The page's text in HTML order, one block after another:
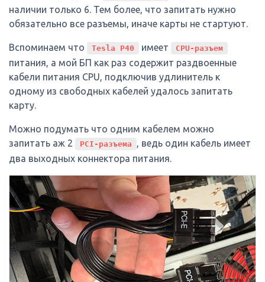
наличии только 6. Тем более, что запитать нужно
обязательно все разъемы, иначе карты не стартуют.
Вспоминаем что Tesla P40 имеет CPU-разъем
питания, а мой БП как раз содержит раздвоенные
кабели питания CPU, подключив удлинитель к
одному из свободных кабелей удалось запитать
карту.
Можно подумать что одним кабелем можно
запитать аж 2
PCI-разъема
, ведь один кабель имеет
два выходных коннектора питания.